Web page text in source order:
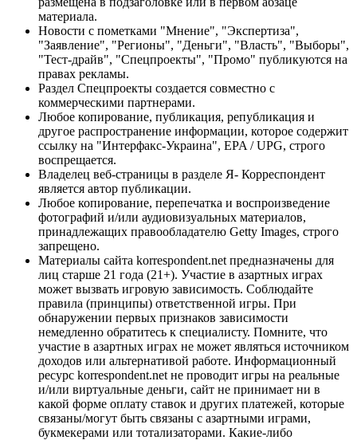
материала.
Новости с пометками "Мнение", "Экспертиза",
"Заявление", "Регионы", "Деньги", "Власть", "Выборы",
"Тест-драйв", "Спецпроекты", "Промо" публикуются на
правах рекламы.
Раздел Спецпроекты создается совместно с
коммерческими партнерами.
Любое копирование, публикация, републикация и
другое распространение информации, которое содержит
ссылку на "Интерфакс-Украина", EPA / UPG, строго
воспрещается.
Владелец веб-страницы в разделе Я- Корреспондент
является автор публикации.
Любое копирование, перепечатка и воспроизведение
фотографий и/или аудиовизуальных материалов,
принадлежащих правообладателю Getty Images, строго
запрещено.
Материалы сайта korrespondent.net предназначены для
лиц старше 21 года (21+). Участие в азартных играх
может вызвать игровую зависимость. Соблюдайте
правила (принципы) ответственной игры. При
обнаружении первых признаков зависимости
немедленно обратитесь к специалисту. Помните, что
участие в азартных играх не может являться источником
доходов или альтернативой работе. Информационный
ресурс korrespondent.net не проводит игры на реальные
и/или виртуальные деньги, сайт не принимает ни в
какой форме оплату ставок и других платежей, которые
связаны/могут быть связаны с азартными играми,
букмекерами или тотализаторами. Какие-либо